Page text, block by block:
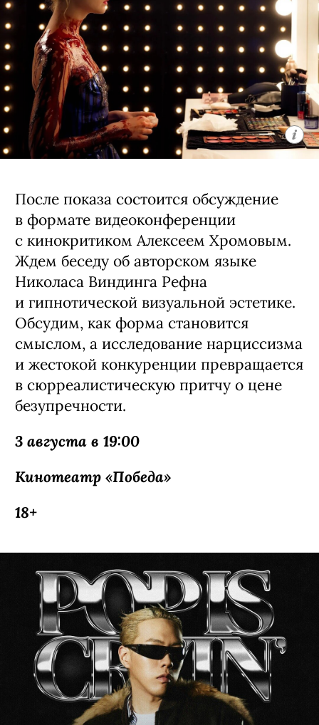
После показа состоится обсуждение
в формате видеоконференции
с кинокритиком Алексеем Хромовым.
Ждем беседу об авторском языке
Николаса Виндинга Рефна
и гипнотической визуальной эстетике.
Обсудим, как форма становится
смыслом, а исследование нарциссизма
и жестокой конкуренции превращается
в сюрреалистическую притчу о цене
безупречности.
3 августа в 19:00
Кинотеатр «Победа»
18+